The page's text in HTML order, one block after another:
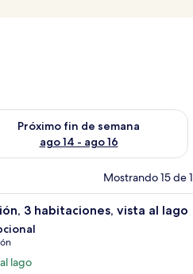
ago 7 - ago 9
Próximo fin de semana
ago 14 - ago 16
la disponibilidad para el
Mostrando 15 de
grande, un escritorio con una silla,
Una cocina
3 habitaciones, vista al lago
lago